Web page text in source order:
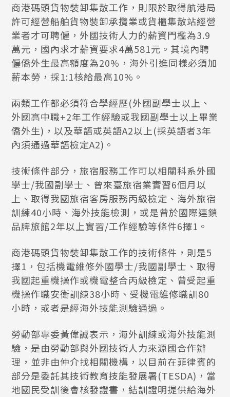
商港碼頭貨物裝卸集散工作，則限於取得航港局
許可經營船舶貨物裝卸承攬業或貨櫃集散站經營
業者才可聘僱，外國技術人力的薪資門檻為3.9
萬元，國內求才薪資要求4萬581元。其境內聘
僱僑外生最高額度為20%，海外引進同樣必須加
薪本勞，採1:1核給最高10%。
兩類工作都必須符合學經歷(外國副學士以上、
外國高中職+2年工作經驗或我國副學士以上畢業
僑外生)，以及華語或英語A2以上(採英語者3年
內須通過華語檢定A2)。
技術條件部分，旅宿服務工作可以相關科系外國
學士/我國副學士、曾來臺旅宿業實習6個月以
上、取得我國旅宿客房服務丙級檢定、海外旅宿
訓練40小時、海外技能檢測，或是曾於國際連鎖
品牌旅館2年以上實習/工作經驗等條件6擇1。
商港碼頭貨物裝卸集散工作的技術條件，則是5
擇1，包括機電維修外國學士/我國副學士、取得
我國起重機操作或機電整合丙級檢定、曾受起重
機操作職安衛訓練38小時、受機電維修職訓80
小時，或者是經海外技能測驗通過。
勞動部專委黃偉誠表示，海外訓練或海外技能測
驗，是由勞動部與外國技術人力來源國合作辦
理，並非由仲介找相關機構，以目前在菲律賓的
部分是委託其技術教育技能發展署(TESDA)，當
地國民受訓後會核發證書，結訓證明提供給海外